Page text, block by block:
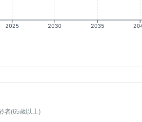
2025 2030 2035
者(65歳以上)